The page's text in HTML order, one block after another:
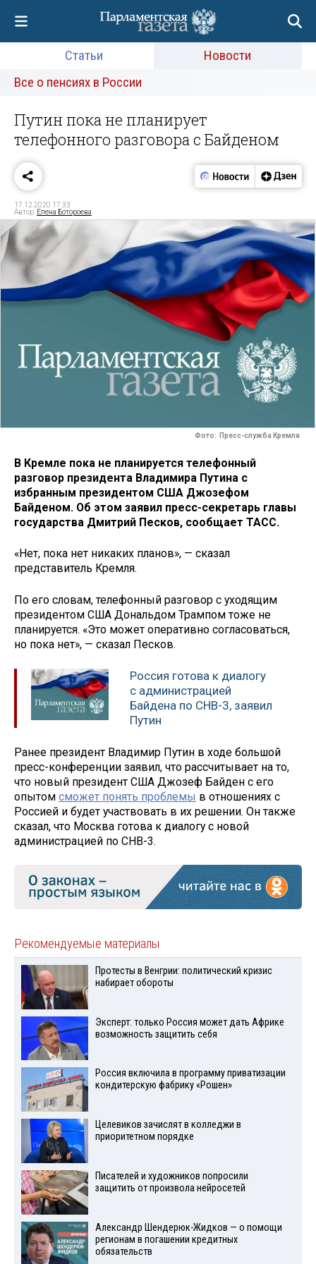
Статьи
Новости
Все о пенсиях в России
Путин пока не планирует
телефонного разговора с Байденом
17.12.2020 17:33
Автор: Елена Ботороева
Фото: Пресс-служба Кремля
В Кремле пока не планируется телефонный
разговор президента Владимира Путина с
избранным президентом США Джозефом
Байденом. Об этом заявил пресс-секретарь главы
государства Дмитрий Песков, сообщает ТАСС.
«Нет, пока нет никаких планов», — сказал
представитель Кремля.
По его словам, телефонный разговор с уходящим
президентом США Дональдом Трампом тоже не
планируется. «Это может оперативно согласоваться,
но пока нет», — сказал Песков.
Россия готова к диалогу
с администрацией
Байдена по СНВ-3, заявил
Путин
Ранее президент Владимир Путин в ходе большой
пресс-конференции заявил, что рассчитывает на то,
что новый президент США Джозеф Байден с его
опытом сможет понять проблемы в отношениях с
Россией и будет участвовать в их решении. Он также
сказал, что Москва готова к диалогу с новой
администрацией по СНВ-3.
Рекомендуемые материалы
Протесты в Венгрии: политический кризис
набирает обороты
Эксперт: только Россия может дать Африке
возможность защитить себя
Россия включила в программу приватизации
кондитерскую фабрику «Рошен»
Целевиков зачислят в колледжи в
приоритетном порядке
Писателей и художников попросили
защитить от произвола нейросетей
Александр Шендерюк-Жидков — о помощи
регионам в погашении кредитных
обязательств